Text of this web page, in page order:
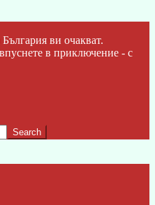
ви очакват.
в приключение - с